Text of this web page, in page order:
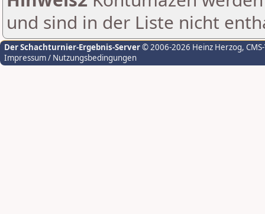
und sind in der Liste nicht
Der Schachturnier-Ergebnis-Server© 2006-2026 Heinz Herzog,
Impressum / Nutzungsbedingungen